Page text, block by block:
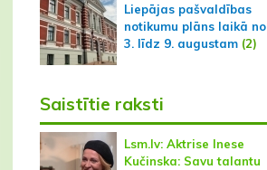
Liepājas pašvaldības
notikumu plāns laikā no
3. līdz 9. augustam(2)
Saistītie raksti
Lsm.lv: Aktrise Inese
Kučinska: Savu talantu